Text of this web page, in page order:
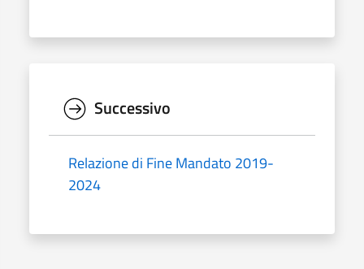
Successivo
Relazione di Fine Mandato 2019-
2024